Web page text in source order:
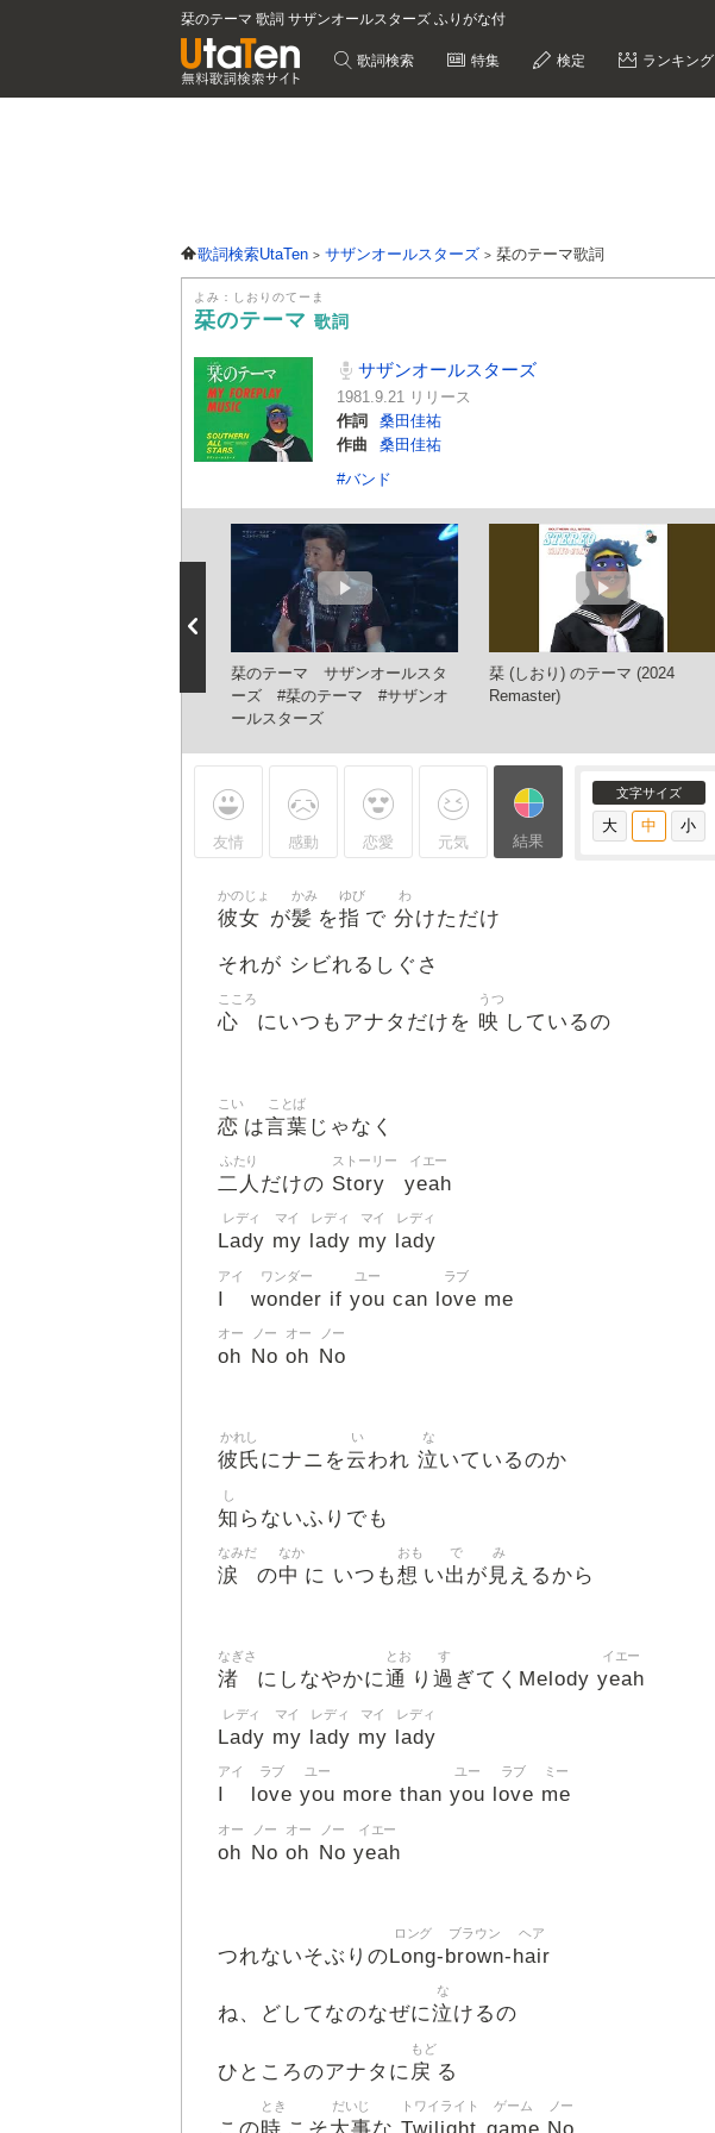
栞のテーマ 歌詞 サザンオールスターズ ふりがな付
歌詞検索 特集 検定 ランキング
歌詞検索UtaTen サザンオールスターズ 栞のテーマ歌詞
よみ：しおりのてーま
栞のテーマ 歌詞
サザンオールスターズ
1981.9.21 リリース
作詞
桑田佳祐
作曲
桑田佳祐
#バンド
栞のテーマ サザンオールスタ
ーズ #栞のテーマ #サザンオ
ールスターズ
栞 (しおり) のテーマ (2024
Remaster)
友情 感動 恋愛 元気 結果
文字サイズ
彼女
かのじょ
が髪
かみ
を指
ゆび
で 分
わ
けただけ
それが シビれるしぐさ
心
こころ
にいつもアナタだけを 映
うつ
しているの
恋
こい
は言葉
ことば
じゃなく
二人
ふたり
だけの Story
ストーリー
yeah
イエー
Lady
レディ
my
マイ
lady
レディ
my
マイ
lady
レディ
I
アイ
wonder
ワンダー
if you
ユー
can love
ラブ
me
oh
オー
No
ノー
oh
オー
No
ノー
彼氏
かれし
にナニを云
い
われ 泣
な
いているのか
知
し
らないふりでも
涙
なみだ
の中
なか
に いつも想
おも
い出
で
が 見
み
えるから
渚
なぎさ
にしなやかに通
とお
り 過
す
ぎてくMelody yeah
イエー
Lady
レディ
my
マイ
lady
レディ
my
マイ
lady
レディ
アイ
love
ラブ
you
ユー
more than you
ユー
love
ラブ
me
ミー
oh
オー
No
ノー
oh
オー
No
ノー
yeah
イエー
つれないそぶりのLong
ロング
-brown
ブラウン
-hair
ヘア
ね、どしてなのなぜに泣
な
けるの
ひところのアナタに 戻
もど
る
とき だいじ トワイライト ゲーム ノー